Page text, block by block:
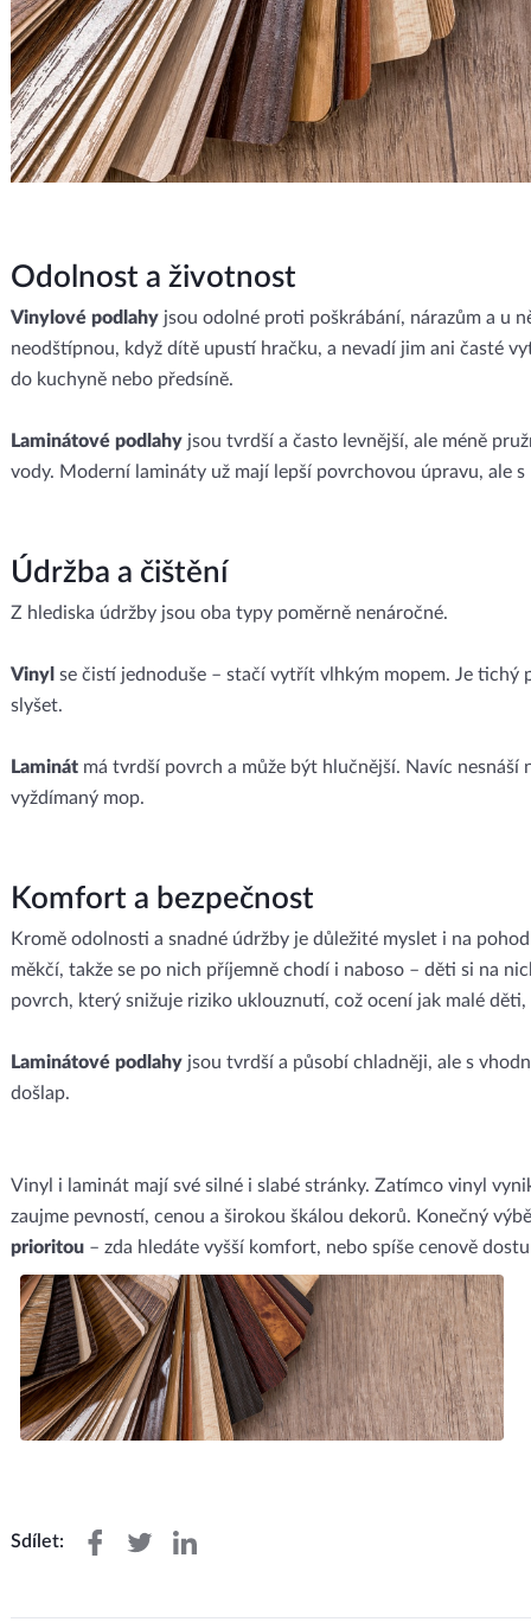
Odolnost a životnost
Vinylové podlahyjsou odolné proti poškrábání, nárazům a u
neodštípnou, když dítě upustí hračku, a nevadí jim ani časté
do kuchyně nebo předsíně.
Laminátové podlahyjsou tvrdší a často levnější, ale méně
vody. Moderní lamináty už mají lepší povrchovou úpravu, ale
Údržba a čištění
Z hlediska údržby jsou oba typy poměrně nenáročné.
Vinyl se čistí jednoduše – stačí vytřít vlhkým mopem. Je
slyšet.
Laminátmá tvrdší povrch a může být hlučnější. Navíc
vyždímaný mop.
Komfort a bezpečnost
Kromě odolnosti a snadné údržby je důležité myslet i na
měkčí, takže se po nich příjemně chodí i naboso – děti si na
povrch, který snižuje riziko uklouznutí, což ocení jak malé
Laminátové podlahyjsou tvrdší a působí chladněji, ale s
došlap.
Vinyl i laminát mají své silné i slabé stránky. Zatímco vinyl
zaujme pevností, cenou a širokou škálou dekorů. Konečný
prioritou– zda hledáte vyšší komfort, nebo spíše cenově
Sdílet: